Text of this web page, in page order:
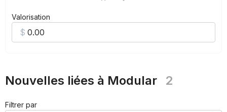
Valorisation
Nouvelles liées à Modular 2
Filtrer par